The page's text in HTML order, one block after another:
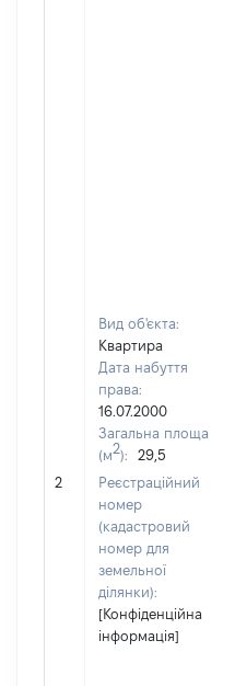
2
Вид об'єкта:
Квартира
Дата набуття
права:
16.07.2000
Загальна площа
(м2):
29,5
Реєстраційний
номер
(кадастровий
номер для
земельної
ділянки):
[Конфіденційна
інформація]